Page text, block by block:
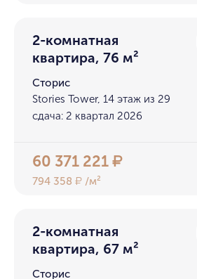
2-комнатная
квартира, 76 м²
Сторис
Stories Tower, 14 этаж из 29
сдача: 2 квартал 2026
60 371 221₽
794 358₽ /м²
2-комнатная
квартира, 67 м²
Сторис